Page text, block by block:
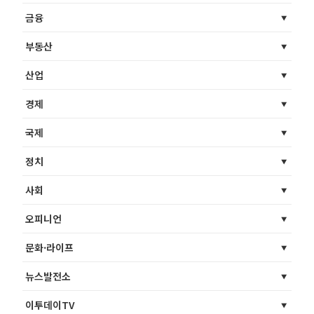
금융
부동산
산업
경제
국제
정치
사회
오피니언
문화·라이프
뉴스발전소
이투데이TV